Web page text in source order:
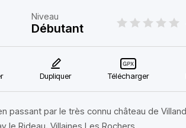
Niveau
Débutant
Dupliquer Télécharger
passant par le très connu château de